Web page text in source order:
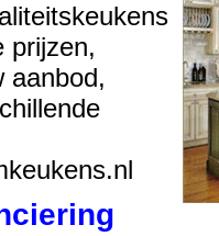
prijzen,
aanbod,